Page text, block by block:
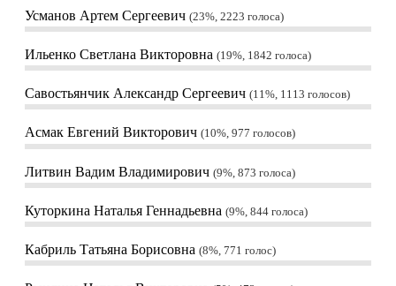
Усманов Артем Сергеевич 23%, 2223 голоса
Ильенко Светлана Викторовна 19%, 1842 голоса
Савостьянчик Александр Сергеевич 11%, 1113 голосов
Асмак Евгений Викторович 10%, 977 голосов
Литвин Вадим Владимирович 9%, 873 голоса
Куторкина Наталья Геннадьевна 9%, 844 голоса
Кабриль Татьяна Борисовна 8%, 771 голос